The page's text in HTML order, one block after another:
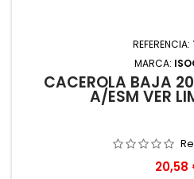
REFERENCIA:
MARCA:
CACEROLA BAJA
A/ESM VER
Precio
20,58